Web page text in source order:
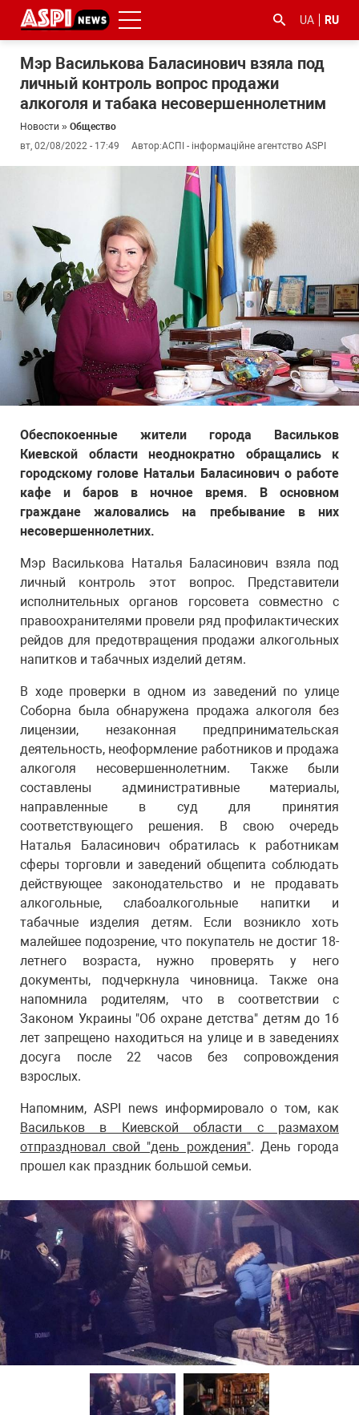
UA RU
Мэр Василькова Баласинович взяла под
личный контроль вопрос продажи
алкоголя и табака несовершеннолетним
Новости » Общество
вт, 02/08/2022 - 17:49
Автор:АСПІ - інформаційне агентство ASPI
Обеспокоенные жители города Васильков
Киевской области неоднократно обращались к
городскому голове Натальи Баласинович о работе
кафе и баров в ночное время. В основном
граждане жаловались на пребывание в них
несовершеннолетних.
Мэр Василькова Наталья Баласинович взяла под
личный контроль этот вопрос. Представители
исполнительных органов горсовета совместно с
правоохранителями провели ряд профилактических
рейдов для предотвращения продажи алкогольных
напитков и табачных изделий детям.
В ходе проверки в одном из заведений по улице
Соборна была обнаружена продажа алкоголя без
лицензии, незаконная предпринимательская
деятельность, неоформление работников и продажа
алкоголя несовершеннолетним. Также были
составлены административные материалы,
направленные в суд для принятия
соответствующего решения. В свою очередь
Наталья Баласинович обратилась к работникам
сферы торговли и заведений общепита соблюдать
действующее законодательство и не продавать
алкогольные, слабоалкогольные напитки и
табачные изделия детям. Если возникло хоть
малейшее подозрение, что покупатель не достиг 18-
летнего возраста, нужно проверять у него
документы, подчеркнула чиновница. Также она
напомнила родителям, что в соответствии с
Законом Украины "Об охране детства" детям до 16
лет запрещено находиться на улице и в заведениях
досуга после 22 часов без сопровождения
взрослых.
Напомним, ASPI news информировало о том, как
Васильков в Киевской области с размахом
отпраздновал свой "день рождения". День города
прошел как праздник большой семьи.
#Киев